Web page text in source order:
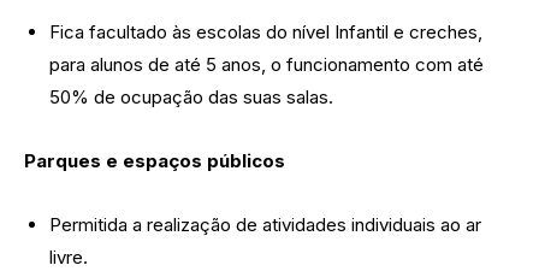
Fica facultado às escolas do nível Infantil e creches,
para alunos de até 5 anos, o funcionamento com até
50% de ocupação das suas salas.
Parques e espaços públicos
Permitida a realização de atividades individuais ao ar
livre.